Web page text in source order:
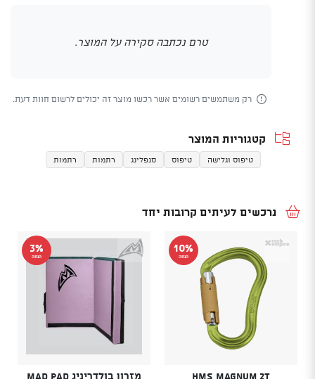
טרם נכתבה סקירה על המוצר.
רק משתמשים רשומים אשר רכשו מוצר זה יכולים לרשום חוות דעת.
קטגוריות המוצר
טיפוס וגלישה טיפוס סנפלינג רתמות רתמות
נרכשים לעיתים קרובות יחד
10%
הנחה
HMS Magnum 2T
3%
הנחה
מזרון בולדריניג Mad Pad